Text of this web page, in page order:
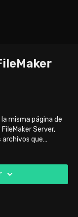
misma página de
Server,
que
que va a